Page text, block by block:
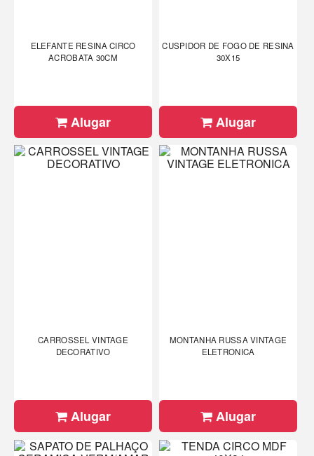
ELEFANTE RESINA CIRCO
ACROBATA 30CM
Alugar
CUSPIDOR DE FOGO DE RESINA
30X15
Alugar
CARROSSEL VINTAGE
DECORATIVO
Alugar
MONTANHA RUSSA VINTAGE
ELETRONICA
Alugar